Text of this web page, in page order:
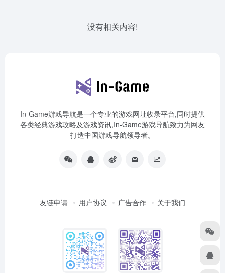
没有相关内容!
In-Game游戏导航是一个专业的游戏网址收录平台,同时提供
各类经典游戏攻略及游戏资讯,In-Game游戏导航致力为网友
打造中国游戏导航领导者。
友链申请 用户协议 广告合作 关于我们